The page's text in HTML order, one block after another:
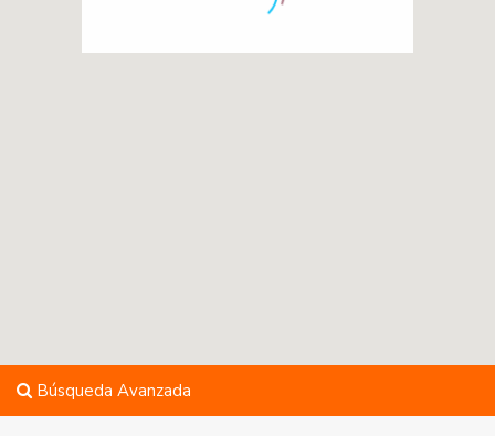
Búsqueda Avanzada